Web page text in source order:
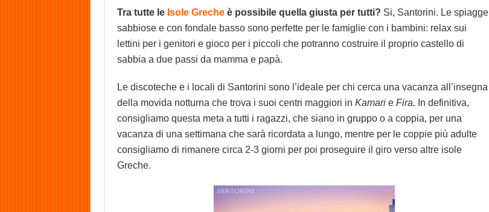
Tra tutte le Isole Grecheè possibile quella giusta per tutti? Si, Santorini. Le spiagge
sabbiose e con fondale basso sono perfette per le famiglie con i bambini: relax sui
lettini per i genitori e gioco per i piccoli che potranno costruire il proprio castello di
sabbia a due passi da mamma e papà.
Le discoteche e i locali di Santorini sono l’ideale per chi cerca una vacanza all’insegna
della movida notturna che trova i suoi centri maggiori in Kamari e Fira. In definitiva,
consigliamo questa meta a tutti i ragazzi, che siano in gruppo o a coppia, per una
vacanza di una settimana che sarà ricordata a lungo, mentre per le coppie più adulte
consigliamo di rimanere circa 2-3 giorni per poi proseguire il giro verso altre isole
Greche.